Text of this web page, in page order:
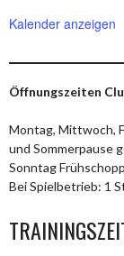
Kalender anzeigen
Öffnungszeiten
Montag, Mittwoch,
und Sommerpause
Sonntag
Bei Spielbetrieb: 1